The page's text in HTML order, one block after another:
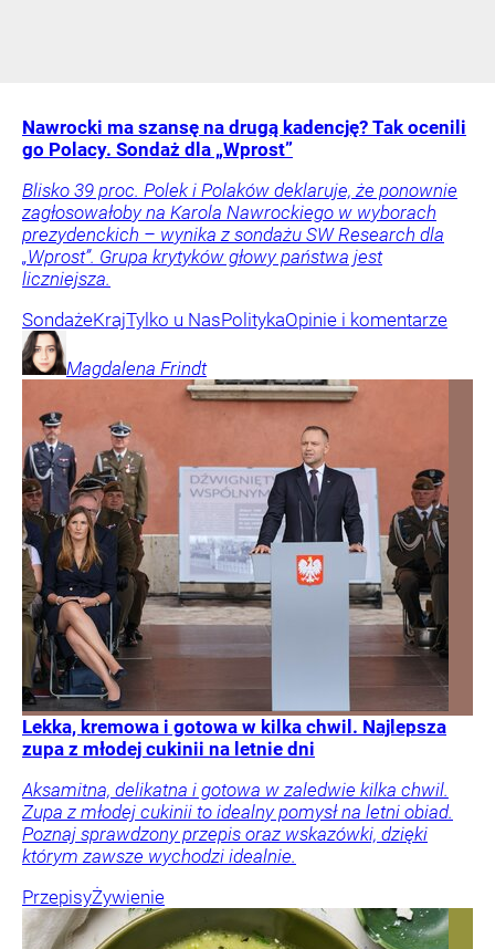
Nawrocki ma szansę na drugą kadencję? Tak ocenili
go Polacy. Sondaż dla „Wprost”
Blisko 39 proc. Polek i Polaków deklaruje, że ponownie
zagłosowałoby na Karola Nawrockiego w wyborach
prezydenckich – wynika z sondażu SW Research dla
„Wprost”. Grupa krytyków głowy państwa jest
liczniejsza.
SondażeKrajTylko u NasPolitykaOpinie i komentarze
Magdalena Frindt
Lekka, kremowa i gotowa w kilka chwil. Najlepsza
zupa z młodej cukinii na letnie dni
Aksamitna, delikatna i gotowa w zaledwie kilka chwil.
Zupa z młodej cukinii to idealny pomysł na letni obiad.
Poznaj sprawdzony przepis oraz wskazówki, dzięki
którym zawsze wychodzi idealnie.
PrzepisyŻywienie